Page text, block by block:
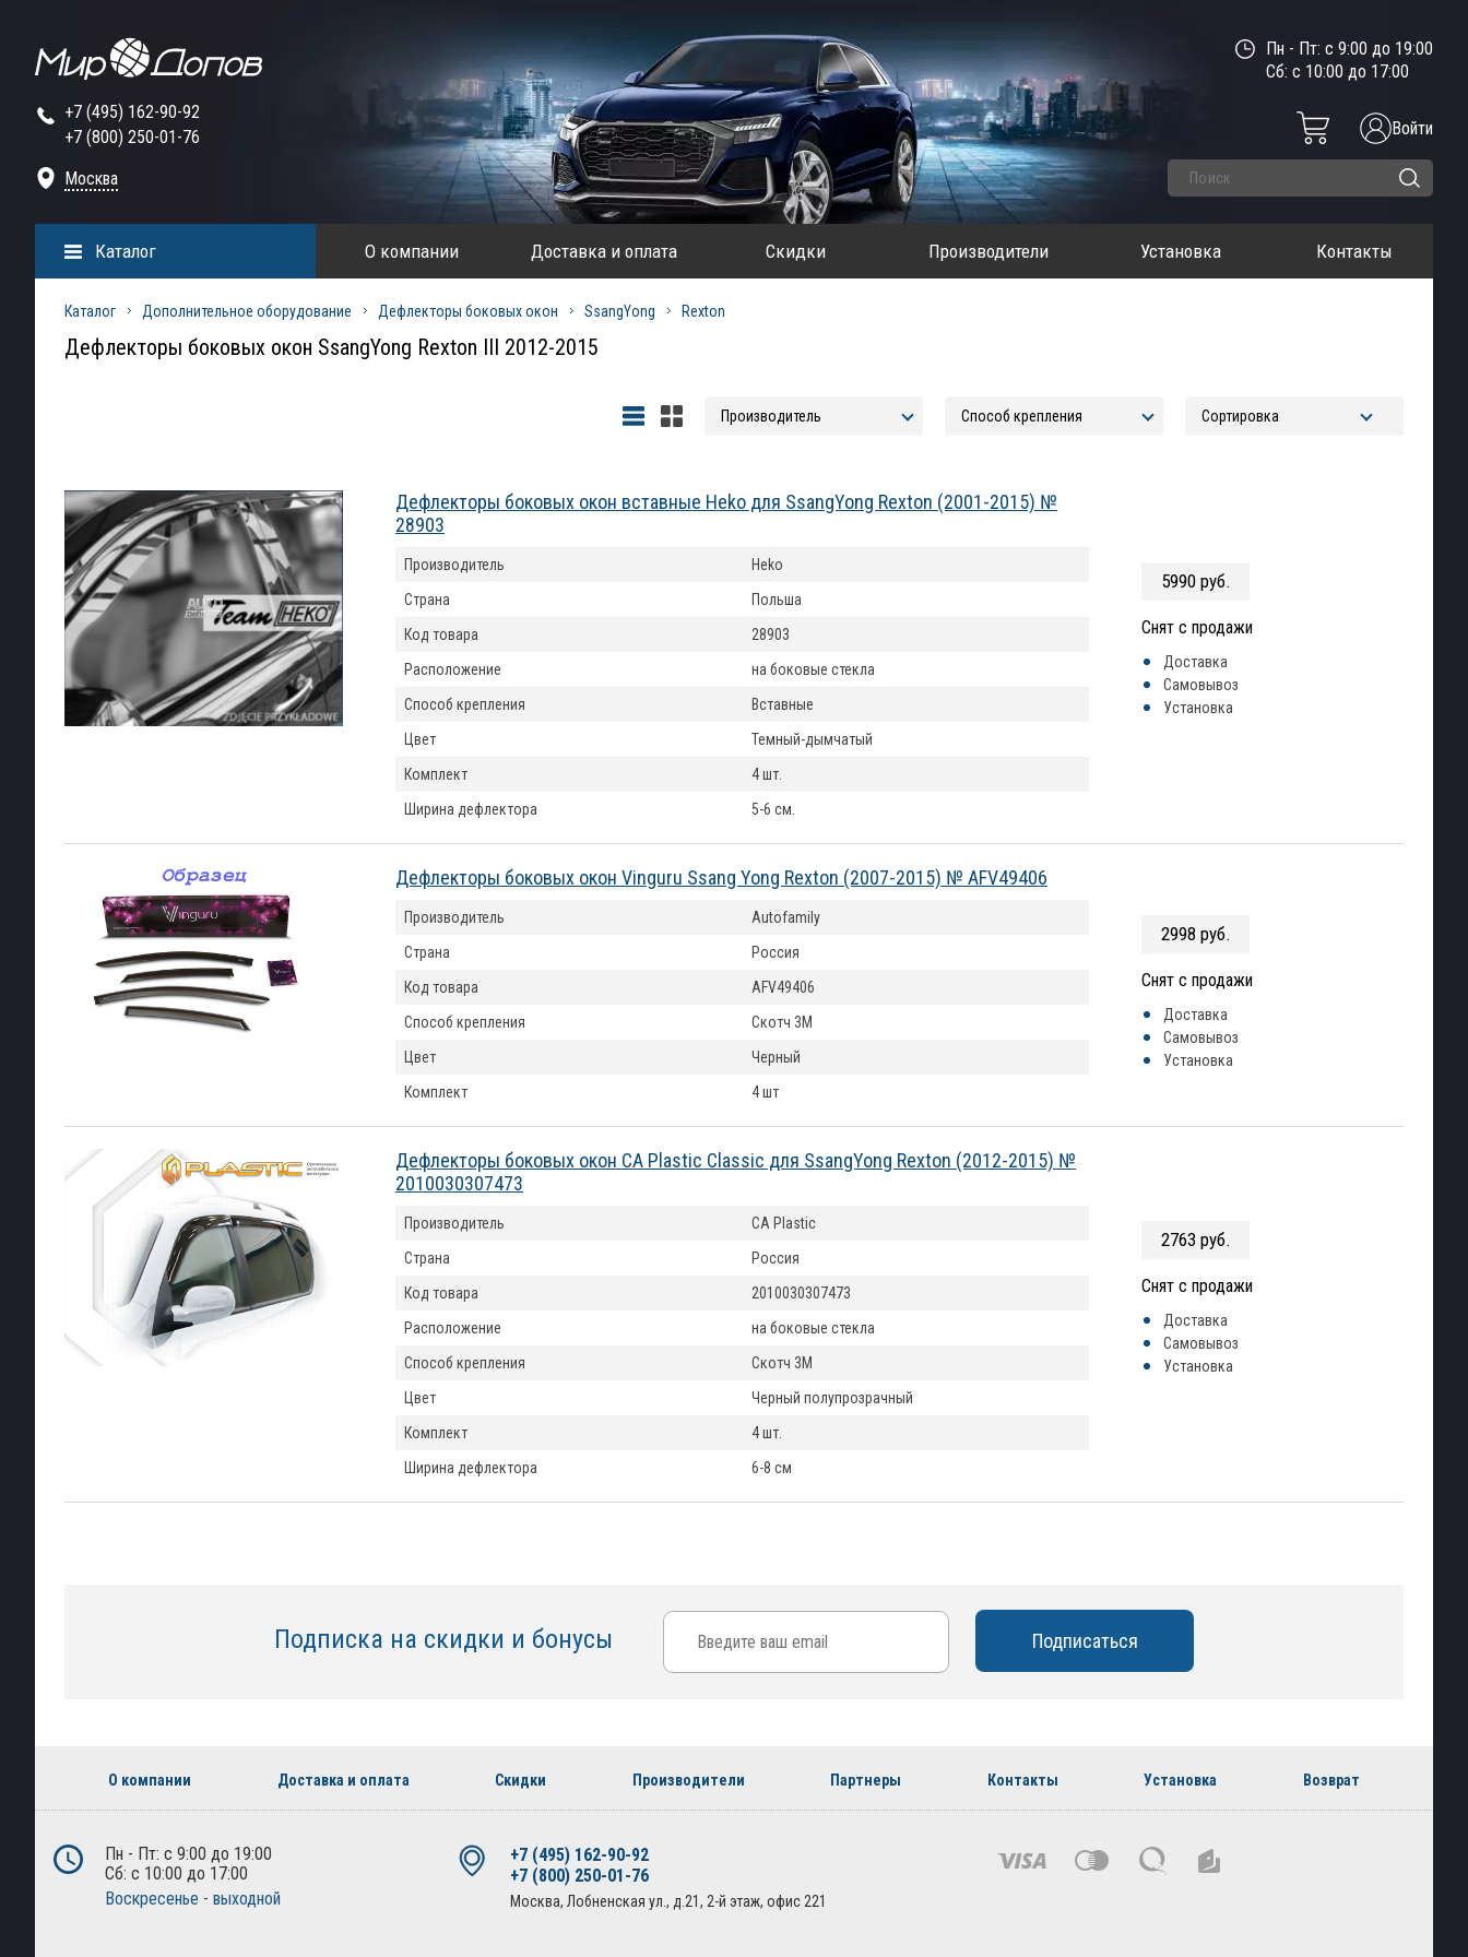
+7 (495) 162-90-92
+7 (800) 250-01-76
Москва
Пн - Пт: с 9:00 до 19:00
Сб: с 10:00 до 17:00
Войти
О компании Доставка и оплата Скидки Производители Установка Контакты
Каталог
Каталог Дополнительное оборудование Дефлекторы боковых окон SsangYong Rexton
Дефлекторы боковых окон SsangYong Rexton III 2012-2015
Дефлекторы боковых окон вставные Heko для SsangYong Rexton (2001-2015) №
28903
5990 руб.
Снят с продажи
Доставка
Самовывоз
Установка
Производитель
Heko
Страна
Польша
Код товара
28903
Расположение
на боковые стекла
Способ крепления
Вставные
Цвет
Темный-дымчатый
Комплект
4 шт.
Ширина дефлектора
5-6 см.
Дефлекторы боковых окон Vinguru Ssang Yong Rexton (2007-2015) № AFV49406
2998 руб.
Снят с продажи
Доставка
Самовывоз
Установка
Производитель
Autofamily
Страна
Россия
Код товара
AFV49406
Способ крепления
Скотч 3М
Цвет
Черный
Комплект
4 шт
Дефлекторы боковых окон CA Plastic Classic для SsangYong Rexton (2012-2015) №
2010030307473
2763 руб.
Снят с продажи
Доставка
Самовывоз
Установка
Производитель
CA Plastic
Страна
Россия
Код товара
2010030307473
Расположение
на боковые стекла
Способ крепления
Скотч 3М
Цвет
Черный полупрозрачный
Комплект
4 шт.
Ширина дефлектора
6-8 см
Подписка на скидки и бонусы
О компании Доставка и оплата Скидки Производители Партнеры Контакты Установка Возврат
Пн - Пт: с 9:00 до 19:00
Сб: с 10:00 до 17:00
Воскресенье - выходной
+7 (495) 162-90-92
+7 (800) 250-01-76
Москва, Лобненская ул., д.21, 2-й этаж, офис 221